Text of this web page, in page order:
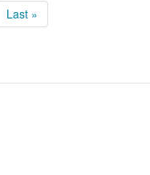
Letzte
Seite
Last »